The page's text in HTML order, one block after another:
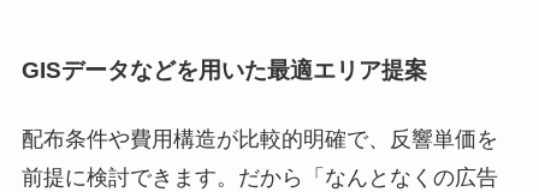
GISデータなどを用いた最適エリア提案
配布条件や費用構造が比較的明確で、反響単価を
前提に検討できます。だから「なんとなくの広告